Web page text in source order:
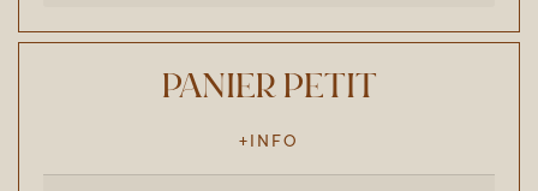
PANIER PETIT
+INFO